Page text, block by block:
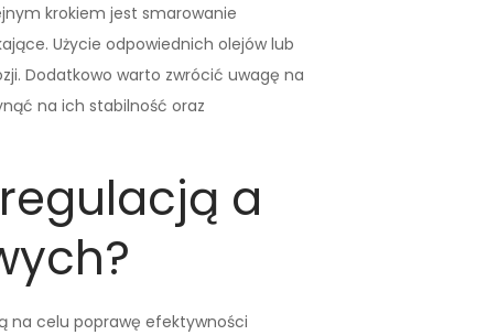
krokiem jest smarowanie
Użycie odpowiednich olejów lub
Dodatkowo warto zwrócić uwagę na
na ich stabilność oraz
a
na celu poprawę efektywności